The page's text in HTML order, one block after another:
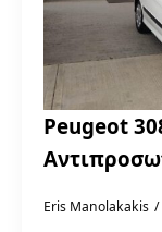
Peugeot
Eris Manolakakis